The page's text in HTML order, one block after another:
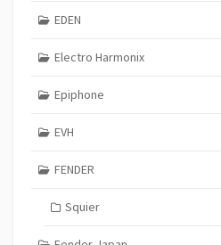
EDEN
Electro Harmonix
Epiphone
EVH
FENDER
Squier